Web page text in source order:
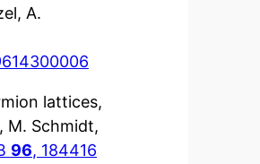
A.
lattices,
M. Schmidt,
96, 184416